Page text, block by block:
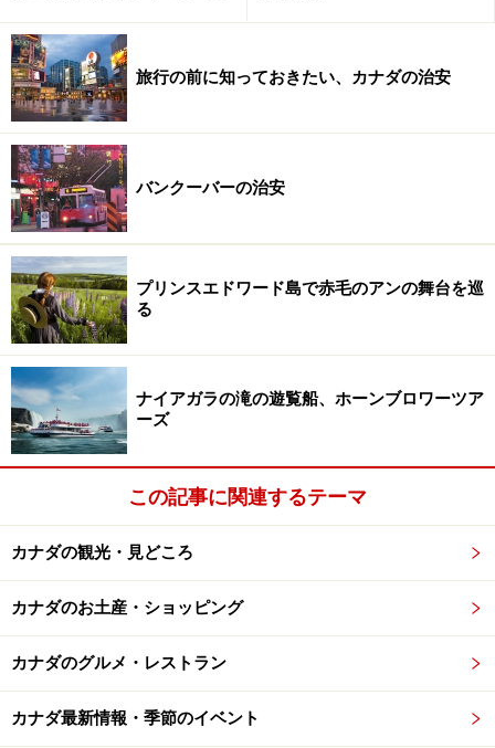
旅行の前に知っておきたい、カナダの治安
バンクーバーの治安
プリンスエドワード島で赤毛のアンの舞台を巡
る
ナイアガラの滝の遊覧船、ホーンブロワーツア
ーズ
この記事に関連するテーマ
カナダの観光・見どころ
カナダのお土産・ショッピング
カナダのグルメ・レストラン
カナダ最新情報・季節のイベント